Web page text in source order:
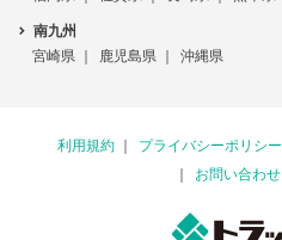
南九州
宮崎県
鹿児島県 沖縄県
利用規約 プライバシーポリシー
お問い合わせ